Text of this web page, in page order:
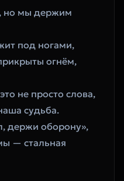
но мы держим
под ногами,
огнём,
не просто слова,
судьба.
держи оборону»,
— стальная